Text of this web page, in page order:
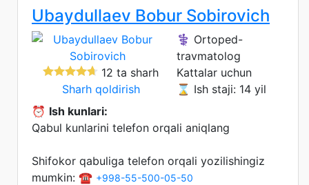
Ubaydullaev Bobur Sobirovich
12 ta sharh
Sharh qoldirish
⚕️ Ortoped-
travmatolog
Kattalar uchun
⌛ Ish staji: 14 yil
⏰ Ish kunlari:
Qabul kunlarini telefon orqali aniqlang
Shifokor qabuliga telefon orqali yozilishingiz
mumkin: ☎️ +998-55-500-05-50